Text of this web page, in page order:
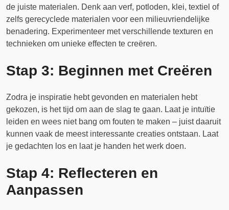
de juiste materialen. Denk aan verf, potloden, klei, textiel of
zelfs gerecyclede materialen voor een milieuvriendelijke
benadering. Experimenteer met verschillende texturen en
technieken om unieke effecten te creëren.
Stap 3: Beginnen met Creëren
Zodra je inspiratie hebt gevonden en materialen hebt
gekozen, is het tijd om aan de slag te gaan. Laat je intuïtie
leiden en wees niet bang om fouten te maken – juist daaruit
kunnen vaak de meest interessante creaties ontstaan. Laat
je gedachten los en laat je handen het werk doen.
Stap 4: Reflecteren en
Aanpassen